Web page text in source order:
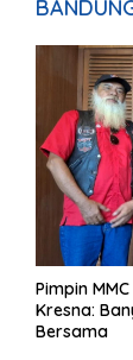
Pimpin
Kresna:
Bersama